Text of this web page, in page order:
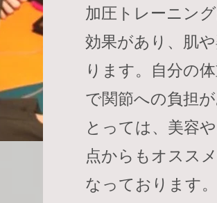
加圧トレーニン
効果があり、肌
ります。自分の
で関節への負担
とっては、美容
点からもオスス
なっております。